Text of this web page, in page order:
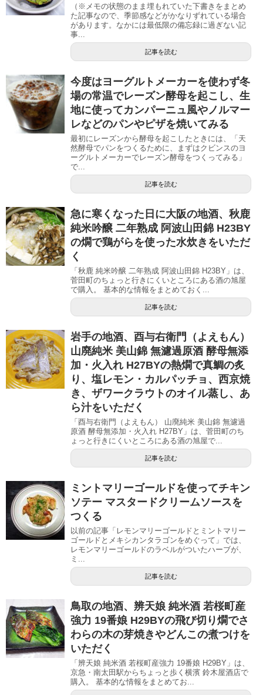
（※メモの状態のまま埋もれていた下書きをまとめ
た記事なので、季節感などがかなりずれている場合
があります。なかには最低限の備忘録に過ぎない記
事...
記事を読む
今度はヨーグルトメーカーを使わず冬
場の常温でレーズン酵母を起こし、生
地に使ってカンパーニュ風やノルマー
レなどのパンやピザを焼いてみる
最初にレーズンから酵母を起こしたときには、「天
然酵母でパンをつくるために、まずはクビンスのヨ
ーグルトメーカーでレーズン酵母をつくってみる」
で...
記事を読む
急に寒くなった日に大阪の地酒、秋鹿
純米吟醸 二年熟成 阿波山田錦 H23BY
の燗で鶏がらを使った水炊きをいただ
く
「秋鹿 純米吟醸 二年熟成 阿波山田錦 H23BY」は、
菅田町のちょっと行きにくいところにある酒の旭屋
で購入。 基本的な情報をまとめておく...
記事を読む
岩手の地酒、酉与右衛門（よえもん）
山廃純米 美山錦 無濾過原酒 酵母無添
加・火入れ H27BYの熱燗で真鯛の炙
り、塩レモン・カルパッチョ、西京焼
き、ザワークラウトのオイル蒸し、あ
ら汁をいただく
「酉与右衛門（よえもん） 山廃純米 美山錦 無濾過
原酒 酵母無添加・火入れ H27BY」は、菅田町のち
ょっと行きにくいところにある酒の旭屋で...
記事を読む
ミントマリーゴールドを使ってチキン
ソテー マスタードクリームソースを
つくる
以前の記事「レモンマリーゴールドとミントマリー
ゴールドとメキシカンタラゴンをめぐって」では、
レモンマリーゴールドのラベルがついたハーブが、
ミ...
記事を読む
鳥取の地酒、辨天娘 純米酒 若桜町産
強力 19番娘 H29BYの飛び切り燗でさ
わらの木の芽焼きやどんこの煮つけを
いただく
「辨天娘 純米酒 若桜町産強力 19番娘 H29BY」は、
京急・南太田駅からちょっと歩く横濱 鈴木屋酒店で
購入。 基本的な情報をまとめてお...